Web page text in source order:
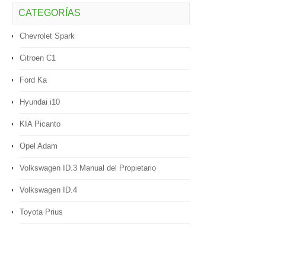
CATEGORÍAS
Chevrolet Spark
Citroen C1
Ford Ka
Hyundai i10
KIA Picanto
Opel Adam
Volkswagen ID.3 Manual del Propietario
Volkswagen ID.4
Toyota Prius